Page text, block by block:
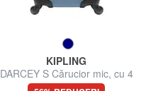
KIPLING
DARCEY S Cărucior mic, cu 4
roți